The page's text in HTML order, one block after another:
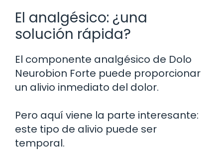
El analgésico: ¿una
solución rápida?
El componente analgésico de Dolo
Neurobion Forte puede proporcionar
un alivio inmediato del dolor.
Pero aquí viene la parte interesante:
este tipo de alivio puede ser
temporal.